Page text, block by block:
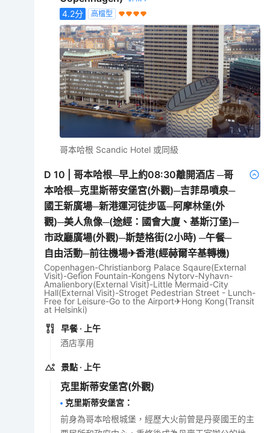
4.2分 高檔型
哥本哈根 Scandic Hotel 或同級
D10 |哥本哈根─早上約08:30離開酒店 ─哥
本哈根─克里斯蒂安堡宮(外觀)─吉菲昂噴泉─
國王新廣場─新港運河徒步區─阿摩林堡(外
觀)─美人魚像─(途經：國會大廈、基斯汀堡)─
市政廳廣場(外觀)─斯楚格街(2小時) ─午餐─
自由活動─前往機場✈香港(經赫爾辛基轉機)
Copenhagen-Christianborg Palace Sqaure(External
Visit)-Gefion Fountain-Kongens Nytorv-Nyhavn-
Amalienbory(External Visit)-Little Mermaid-City
Hall(External Visit)-Stroget Pedestrian Street - Lunch-
Free for Leisure-Go to the Airport✈Hong Kong(Transit
at Helsinki)
早餐 · 上午
酒店享用
景點 · 上午
克里斯蒂安堡宮(外觀)
克里斯蒂安堡宮 ：
前身為哥本哈根城堡，經歷大火前曾是丹麥國王的主